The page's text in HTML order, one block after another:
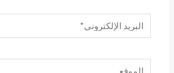
البريد
الإلكتروني*
الموقع